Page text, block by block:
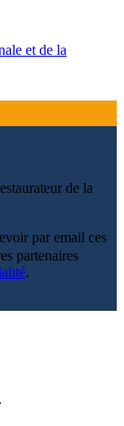
et de la
de la
par email ces
partenaires
.